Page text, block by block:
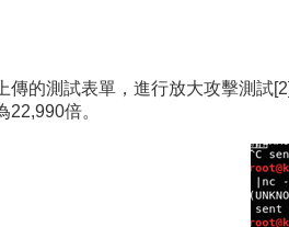
傳的測試表單，進行放大攻擊測試
22,990倍。